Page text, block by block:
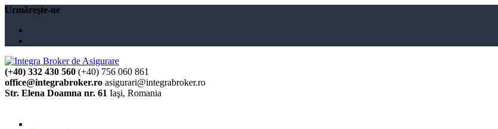
Urmăreşte-ne
(+40) 332 430 560 (+40) 756 060 861
office@integrabroker.ro asigurari@integrabroker.ro
Str. Elena Doamna nr. 61 Iaşi, Romania